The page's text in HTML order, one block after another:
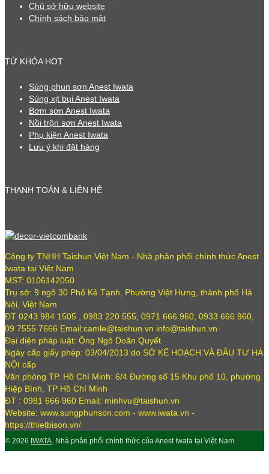
Chủ sở hữu website
Chính sách bảo mật
TỪ KHÓA HOT
Súng phun sơn Anest Iwata
Súng xịt bụi Anest Iwata
Bơm sơn Anest Iwata
Nồi trộn sơn Anest Iwata
Phụ kiện Anest Iwata
Lưu ý khi đặt hàng
THANH TOÁN & LIÊN HỆ
Công ty TNHH Taishun Việt Nam - Nhà phân phối chính thức Anest
Iwata tại Việt Nam
MST: 0106142050
Trụ sở: 9 ngõ 30 Phố Kẻ Tạnh, Phường Việt Hưng, thành phố Hà
Nội, Việt Nam
ĐT 0243 984 1505 , 0983 220 555, 0971 666 960, 0933 666 960,
09 7555 7666 Email:camle@taishun.vn info@taishun.vn
Đại diện pháp luật: Ông Ngô Doãn Quyết
Ngày cấp giấy phép: 03/04/2013 do SỞ KẾ HOẠCH VÀ ĐẦU TƯ HÀ
NỘI cấp
Văn phòng TP. Hồ Chí Minh: 6/4 Đường số 15 Khu phố 10, phường
Hiệp Bình, TP Hồ Chí Minh
ĐT : 0981 666 960 Email: minhvu@taishun.vn
Website: www.sungphunson.com - www.iwata.vn -
https://thietbison.vn/
© 2026 IWATA. Nhà phân phối chính thức của Anest Iwata tại Việt Nam .